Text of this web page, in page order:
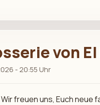
von
- 20:55 Uhr
freuen uns, Euch